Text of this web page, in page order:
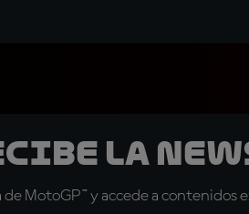
la
de MotoGP™ y accede a